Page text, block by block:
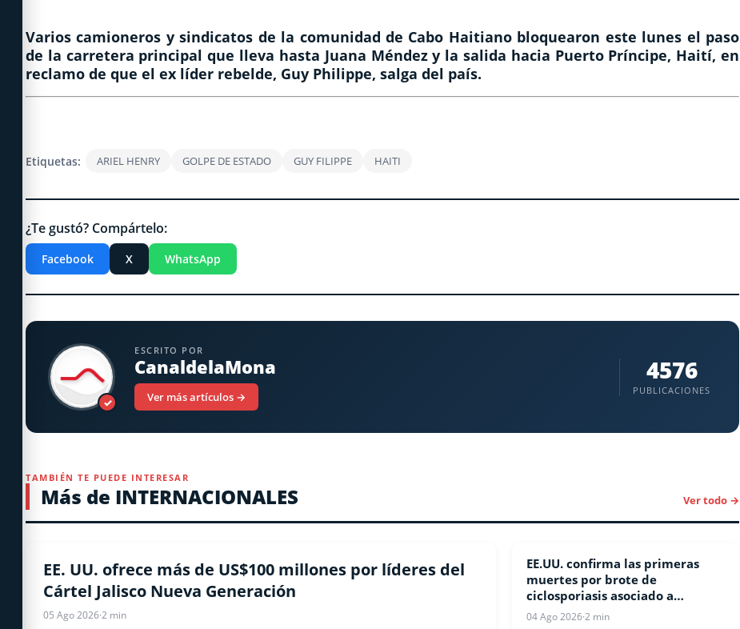
Varioscamioneros ysindicatos de la comunidad de Cabo Haitianobloquearon este lunes el paso
de la carretera principal que lleva hasta Juana Méndez y la salida hacia Puerto Príncipe, Haití, en
reclamo de que el ex líder rebelde, Guy Philippe, salga del país.
Etiquetas: ARIEL HENRY GOLPE DE ESTADO GUY FILIPPE HAITI
¿Te gustó? Compártelo:
Facebook X WhatsApp
✓
ESCRITO POR
CanaldelaMona
Ver más artículos →
4576
PUBLICACIONES
TAMBIÉN TE PUEDE INTERESAR
Más de INTERNACIONALES Ver todo →
ESTADOS UNIDOS
EE. UU. ofrece más de US$100 millones por líderes del
Cártel Jalisco Nueva Generación
05 Ago 2026·2 min
ESTADOS UNIDOS
EE.UU. confirma las primeras
muertes por brote de
ciclosporiasis asociado a
«diarrea explosiva»
04 Ago 2026·2 min